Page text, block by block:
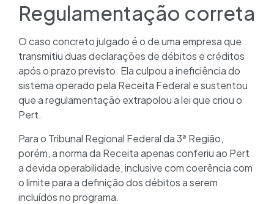
Regulamentação correta
O caso concreto julgado é o de uma empresa que
transmitiu duas declarações de débitos e créditos
após o prazo previsto. Ela culpou a ineficiência do
sistema operado pela Receita Federal e sustentou
que a regulamentação extrapolou a lei que criou o
Pert.
Para o Tribunal Regional Federal da 3ª Região,
porém, a norma da Receita apenas conferiu ao Pert
a devida operabilidade, inclusive com coerência com
o limite para a definição dos débitos a serem
incluídos no programa.